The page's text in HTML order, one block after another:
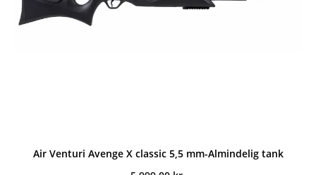
Air Venturi Avenge X classic 5,5 mm-Almindelig tank